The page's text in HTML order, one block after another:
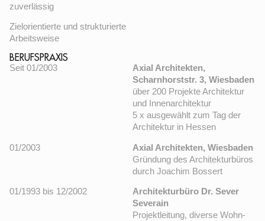
zuverlässig
Zielorientierte und strukturierte
Arbeitsweise
BERUFSPRAXIS
Seit 01/2003
Axial Architekten,
Scharnhorststr. 3, Wiesbaden
über 200 Projekte Architektur
und Innenarchitektur
5 x ausgewählt zum Tag der
Architektur in Hessen
01/2003
Axial Architekten, Wiesbaden
Gründung des Architekturbüros
durch Joachim Bossert
01/1993 bis 12/2002
Architekturbüro Dr. Sever
Severain
Projektleitung, diverse Wohn-